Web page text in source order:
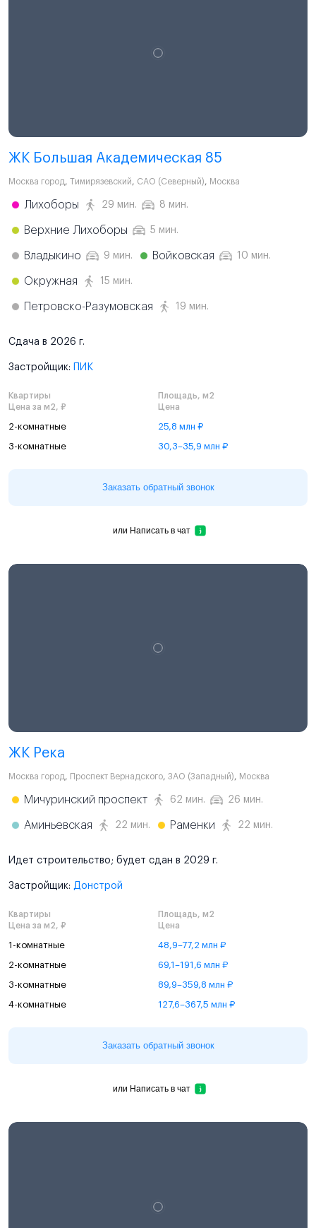
ЖК Большая Академическая 85
Москва город, Тимирязевский, САО (Северный), Москва
Лихоборы 29 мин. 8 мин.
Верхние Лихоборы 5 мин.
Владыкино 9 мин. Войковская 10 мин.
Окружная 15 мин.
Петровско-Разумовская 19 мин.
Сдача в 2026 г.
Застройщик: ПИК
Квартиры
Площадь, м2
Цена за м2, ₽
Цена
2-комнатные 25,8 млн ₽
3-комнатные 30,3–35,9 млн ₽
Заказать обратный звонок
или Написать в чат
ЖК Река
Москва город, Проспект Вернадского, ЗАО (Западный), Москва
Мичуринский проспект 62 мин. 26 мин.
Аминьевская 22 мин. Раменки 22 мин.
Идет строительство; будет сдан в 2029 г.
Застройщик: Донстрой
Квартиры
Площадь, м2
Цена за м2, ₽
Цена
1-комнатные 48,9–77,2 млн ₽
2-комнатные 69,1–191,6 млн ₽
3-комнатные 89,9–359,8 млн ₽
4-комнатные 127,6–367,5 млн ₽
Заказать обратный звонок
или Написать в чат